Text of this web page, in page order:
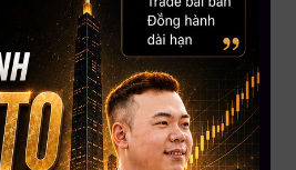
Quốc – Chứng khoán bay cao,
thuế 90 ngày giữa Mỹ và Trung
mạnh, nhưng Bitcoin lại quay đầu
$102,000. Dù được xem là tài sản
ứng tiêu cực khi dòng tiền chuyển